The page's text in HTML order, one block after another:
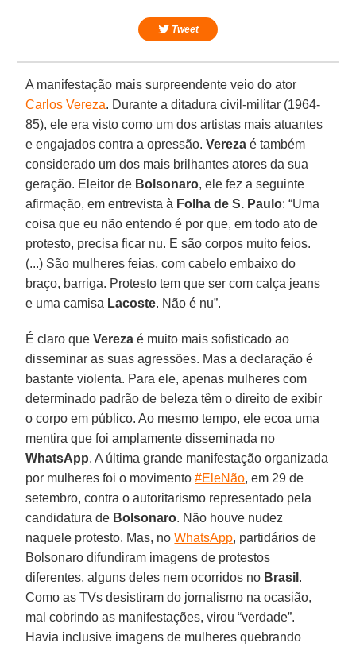
Tweet
A manifestação mais surpreendente veio do ator
Carlos Vereza. Durante a ditadura civil-militar (1964-
85), ele era visto como um dos artistas mais atuantes
e engajados contra a opressão.Vereza é também
considerado um dos mais brilhantes atores da sua
geração. Eleitor de Bolsonaro, ele fez a seguinte
afirmação, em entrevista à Folha de S. Paulo: “Uma
coisa que eu não entendo é por que, em todo ato de
protesto, precisa ficar nu. E são corpos muito feios.
(...) São mulheres feias, com cabelo embaixo do
braço, barriga. Protesto tem que ser com calça jeans
e uma camisa Lacoste. Não é nu”.
É claro queVereza é muito mais sofisticado ao
disseminar as suas agressões. Mas a declaração é
bastante violenta. Para ele, apenas mulheres com
determinado padrão de beleza têm o direito de exibir
o corpo em público. Ao mesmo tempo, ele ecoa uma
mentira que foi amplamente disseminada no
WhatsApp. A última grande manifestação organizada
por mulheres foi o movimento#EleNão, em 29 de
setembro, contra o autoritarismo representado pela
candidatura de Bolsonaro. Não houve nudez
naquele protesto. Mas, noWhatsApp, partidários de
Bolsonaro difundiram imagens de protestos
diferentes, alguns deles nem ocorridos no Brasil .
Como as TVs desistiram do jornalismo na ocasião,
mal cobrindo as manifestações, virou “verdade”.
Havia inclusive imagens de mulheres quebrando